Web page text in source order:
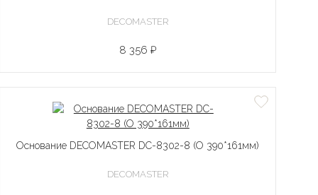
DECOMASTER
8 356 ₽
Основание DECOMASTER DC-8302-8 (O 390*161мм)
DECOMASTER